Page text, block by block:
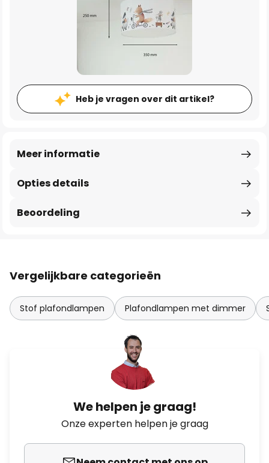
Heb je vragen over dit artikel?
Opties details
Meer informatie
Beoordeling
Vergelijkbare categorieën
Stof plafondlampen Plafondlampen met dimmer
We helpen je graag!
Onze experten helpen je graag